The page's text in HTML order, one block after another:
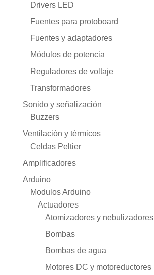
Drivers LED
Fuentes para protoboard
Fuentes y adaptadores
Módulos de potencia
Reguladores de voltaje
Transformadores
Sonido y señalización
Buzzers
Ventilación y térmicos
Celdas Peltier
Amplificadores
Arduino
Modulos Arduino
Actuadores
Atomizadores y nebulizadores
Bombas
Bombas de agua
Motores DC y motoreductores